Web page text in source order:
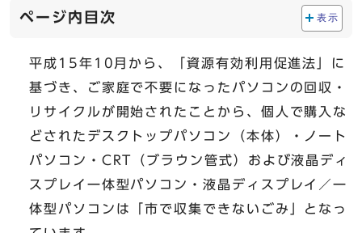
ページ内目次 表示
平成15年10月から、「資源有効利用促進法」に
基づき、ご家庭で不要になったパソコンの回収・
リサイクルが開始されたことから、個人で購入な
どされたデスクトップパソコン（本体）・ノート
パソコン・CRT（ブラウン管式）および液晶ディ
スプレイ一体型パソコン・液晶ディスプレイ／一
体型パソコンは「市で収集できないごみ」となっ